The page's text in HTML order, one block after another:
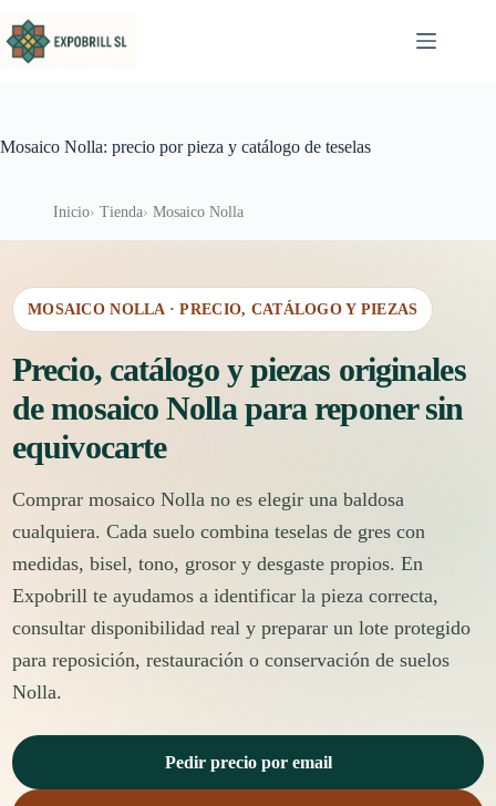
Mosaico Nolla: precio por pieza y catálogo de teselas
Inicio Tienda Mosaico Nolla
MOSAICO NOLLA · PRECIO, CATÁLOGO Y PIEZAS
Precio, catálogo y piezas originales
de mosaico Nolla para reponer sin
equivocarte
Comprar mosaico Nolla no es elegir una baldosa
cualquiera. Cada suelo combina teselas de gres con
medidas, bisel, tono, grosor y desgaste propios. En
Expobrill te ayudamos a identificar la pieza correcta,
consultar disponibilidad real y preparar un lote protegido
para reposición, restauración o conservación de suelos
Nolla.
Pedir precio por email